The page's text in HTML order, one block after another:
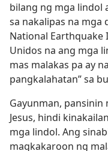
bilang ng mga lindol
sa nakalipas na mga
National Earthquake
Unidos na ang mga
mas malakas pa ay
pangkalahatan” sa
Gayunman,
Jesus, hindi
mga lindol. Ang
magkakaroon ng